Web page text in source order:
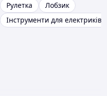
Рулетка
Лобзик
Інструменти для електриків